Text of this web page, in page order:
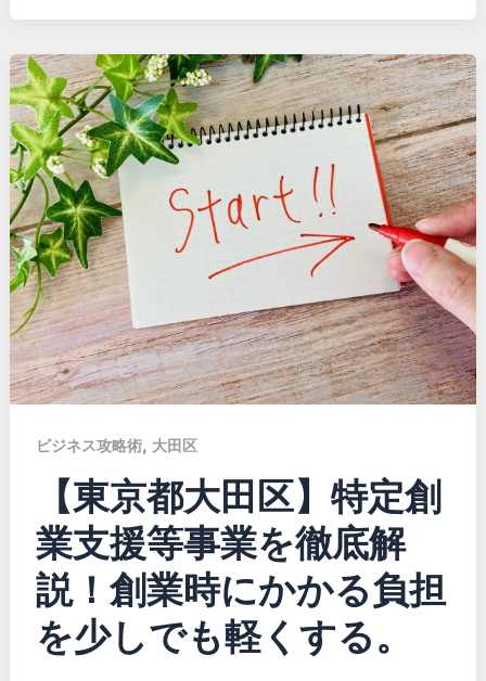
ビジネス攻略術, 大田区
【東京都大田区】特定創
業支援等事業を徹底解
説！創業時にかかる負担
を少しでも軽くする。